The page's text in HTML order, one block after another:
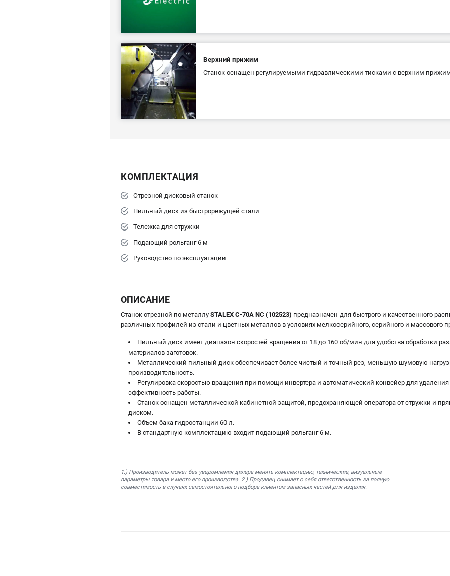
Верхний прижим
Станок оснащен регулируемыми гидравлическими тисками с верхним
КОМПЛЕКТАЦИЯ
Отрезной дисковый станок
Пильный диск из быстрорежущей стали
Тележка для стружки
Подающий рольганг 6 м
Руководство по эксплуатации
ОПИСАНИЕ
Станок отрезной по металлу STALEX C-70A NC (102523) предназначен для быстрого и качественного
различных профилей из стали и цветных металлов в условиях мелкосерийного, серийного и массового
Пильный диск имеет диапазон скоростей вращения от 18 до 160 об/мин для удобства обработки
материалов заготовок.
Металлический пильный диск обеспечивает более чистый и точный рез, меньшую шумовую
производительность.
Регулировка скоростью вращения при помощи инвертера и автоматический конвейер для
эффективность работы.
Станок оснащен металлической кабинетной защитой, предохраняющей оператора от стружки и
диском.
Объем бака гидростанции 60 л.
В стандартную комплектацию входит подающий рольганг 6 м.
1.) Производитель может без уведомления дилера менять комплектацию, технические, визуальные
параметры товара и место его производства. 2.) Продавец снимает с себя ответственность за полную
совместимость в случаях самостоятельного подбора клиентом запасных частей для изделия.